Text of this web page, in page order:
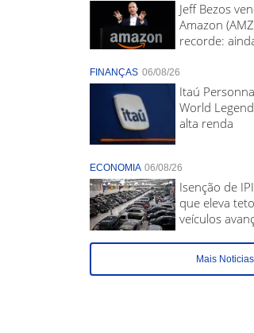
Jeff Bezos
Amazon
recorde:
FINANÇAS 06/08/26
Itaú
World
alta renda
ECONOMIA 06/08/26
Isenção de
que eleva
veículos
Mais Noticias